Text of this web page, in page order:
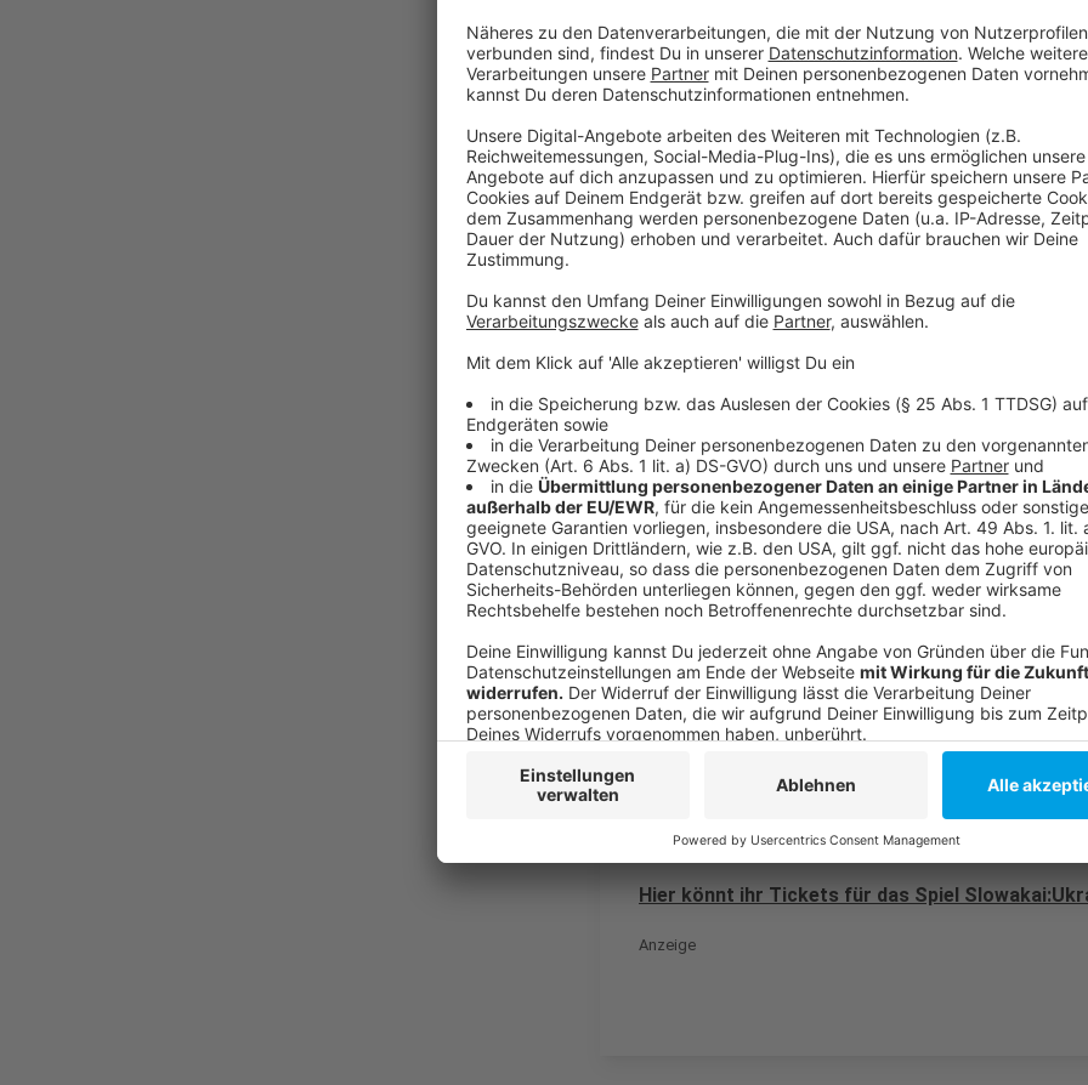
Anzeige
Thomas Neuhäuser, Projektleiter EURO 24 in
Was plant Frankreich?
Anzeige
Die österreichischen Fans treffen sich vorher im
zusammen zur Arena laufen. Wer keine Tickets hat,
auch in den drei Fanzonen auf dem Burgplatz, am
schauen.
Anzeige
Anzeige
Ausführliche Infos zur Anreise
Unsere große EM-Themenseite
Weitere Nachrichten rund um die
Hier könnt ihr Tickets für das Spiel
Anzeige